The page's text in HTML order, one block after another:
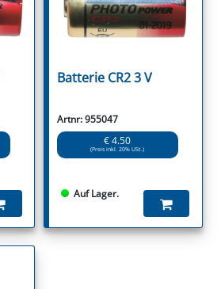
Batterie CR2 3 V
Artnr: 955047
€ 4.50
(Preis inkl. 20% USt.)
Auf Lager.